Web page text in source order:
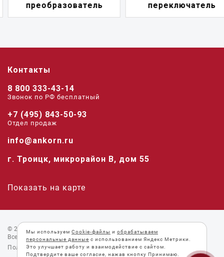
преобразователь
переключатель
Контакты
8 800 333-43-14
Звонок по РФ беcплатный
+7 (495) 843-50-93
Отдел продаж
info@ankorn.ru
г. Троицк, микрорайон В, дом 55
Показать на карте
© 2026 «Анкорн».
Все права защищены.
Пользовательское соглашение
Мы используем Cookie-файлы и обрабатываем
персональные данные с использованием Яндекс Метрики.
Это улучшает работу и взаимодействие с сайтом.
Подтвердите ваше согласие, нажав кнопку Принимаю.